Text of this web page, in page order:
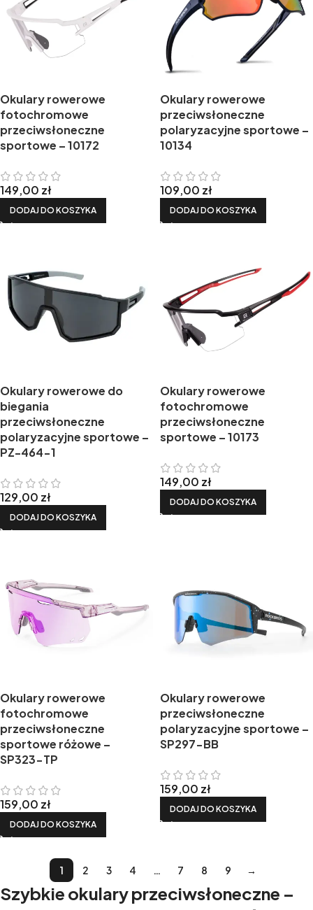
Okulary rowerowe
fotochromowe
przeciwsłoneczne
sportowe – 10172
149,00 zł
DODAJ DO KOSZYKA
Okulary rowerowe
przeciwsłoneczne
polaryzacyjne sportowe –
10134
109,00 zł
DODAJ DO KOSZYKA
Okulary rowerowe do
biegania
przeciwsłoneczne
polaryzacyjne sportowe –
PZ-464-1
129,00 zł
DODAJ DO KOSZYKA
Okulary rowerowe
fotochromowe
przeciwsłoneczne
sportowe – 10173
149,00 zł
DODAJ DO KOSZYKA
Okulary rowerowe
fotochromowe
przeciwsłoneczne
sportowe różowe –
SP323-TP
159,00 zł
DODAJ DO KOSZYKA
Okulary rowerowe
przeciwsłoneczne
polaryzacyjne sportowe –
SP297-BB
159,00 zł
DODAJ DO KOSZYKA
1 2 3 4 … 7 8 9 →
Szybkie okulary przeciwsłoneczne –